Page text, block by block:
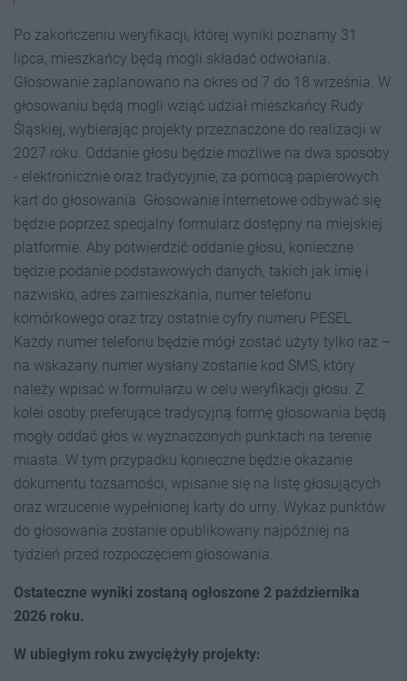
Po zakończeniu weryfikacji, której wyniki poznamy 31
lipca, mieszkańcy będą mogli składać odwołania.
Głosowanie zaplanowano na okres od 7 do 18 września. W
głosowaniu będą mogli wziąć udział mieszkańcy Rudy
Śląskiej, wybierając projekty przeznaczone do realizacji w
2027 roku. Oddanie głosu będzie możliwe na dwa sposoby
- elektronicznie oraz tradycyjnie, za pomocą papierowych
kart do głosowania. Głosowanie internetowe odbywać się
będzie poprzez specjalny formularz dostępny na miejskiej
platformie. Aby potwierdzić oddanie głosu, konieczne
będzie podanie podstawowych danych, takich jak imię i
nazwisko, adres zamieszkania, numer telefonu
komórkowego oraz trzy ostatnie cyfry numeru PESEL.
Każdy numer telefonu będzie mógł zostać użyty tylko raz –
na wskazany numer wysłany zostanie kod SMS, który
należy wpisać w formularzu w celu weryfikacji głosu. Z
kolei osoby preferujące tradycyjną formę głosowania będą
mogły oddać głos w wyznaczonych punktach na terenie
miasta. W tym przypadku konieczne będzie okazanie
dokumentu tożsamości, wpisanie się na listę głosujących
oraz wrzucenie wypełnionej karty do urny. Wykaz punktów
do głosowania zostanie opublikowany najpóźniej na
tydzień przed rozpoczęciem głosowania.
Ostateczne wyniki zostaną ogłoszone 2 października
2026 roku.
W ubiegłym roku zwyciężyły projekty: